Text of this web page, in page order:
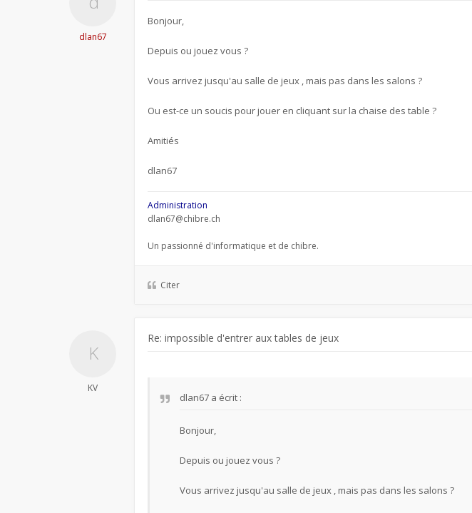
dlan67
Bonjour,
Depuis ou jouez vous ?
Vous arrivez jusqu'au salle de jeux , mais pas dans les salons ?
Ou est-ce un soucis pour jouer en cliquant sur la chaise des table ?
Amitiés
dlan67
Administration
dlan67@chibre.ch
Un passionné d'informatique et de chibre.
Citer
KV
Re: impossible d'entrer aux tables de jeux
dlan67 a écrit :
Bonjour,
Depuis ou jouez vous ?
Vous arrivez jusqu'au salle de jeux , mais pas dans les salons ?